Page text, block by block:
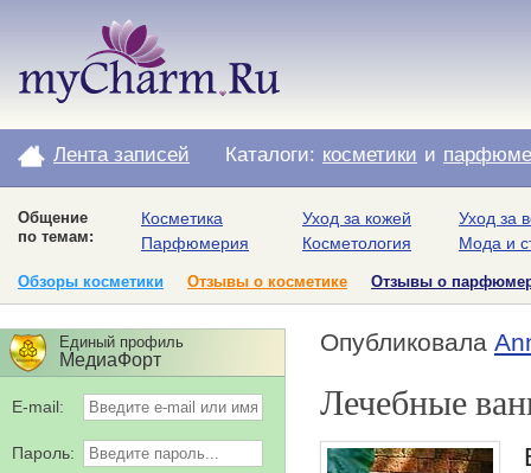
Лента записей Каталоги: косметики и
Общение
по темам:
Косметика
Парфюмерия
Уход за кожей
Косметология
Уход за
Мода и
Обзоры косметики Отзывы о косметике Отзывы о
Опубликовала
Лечебные
Единый профиль
МедиаФорт
E-mail:
Пароль: